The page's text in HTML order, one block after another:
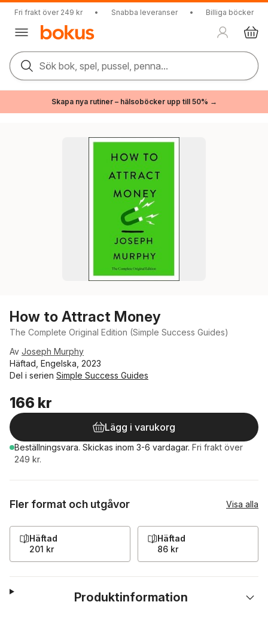
Fri frakt över 249 kr • Snabba leveranser • Billiga böcker
Sök bok, spel, pussel, penna...
Skapa nya rutiner – hälsoböcker upp till 50% →
How to Attract Money
The Complete Original Edition (Simple Success Guides)
Av Joseph Murphy
Häftad, Engelska, 2023
Del i serien Simple Success Guides
166 kr
Lägg i varukorg
Beställningsvara. Skickas inom 3-6 vardagar. Fri frakt över
249 kr.
Fler format och utgåvor Visa alla
Häftad
201 kr
Häftad
86 kr
Produktinformation